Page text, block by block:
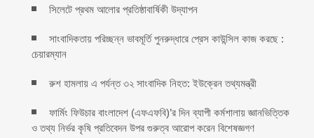
সিলেটে প্রথম আলোর প্রতিষ্ঠাবার্ষিকী উদ্যাপন
সাংবাদিকতায় পরিচ্ছন্ন ভাবমূর্তি পুনরুদ্ধারে প্রেস কাউন্সিল কাজ করছে :
চেয়ারম্যান
রুশ হামলায় এ পর্যন্ত ৩২ সাংবাদিক নিহত: ইউক্রেন তথ্যমন্ত্রী
ফার্মিং ফিউচার বাংলাদেশ (এফএফবি)’র দিন ব্যাপী কর্মশালায় জ্ঞানভিত্তিক
ও তথ্য নির্ভর কৃষি প্রতিবেদন উপর গুরুত্ব আরোপ করেন বিশেষজ্ঞগণ